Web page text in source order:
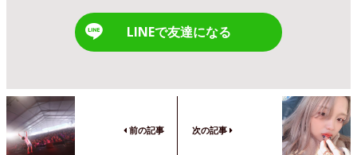
LINEで友達になる
前の記事 次の記事